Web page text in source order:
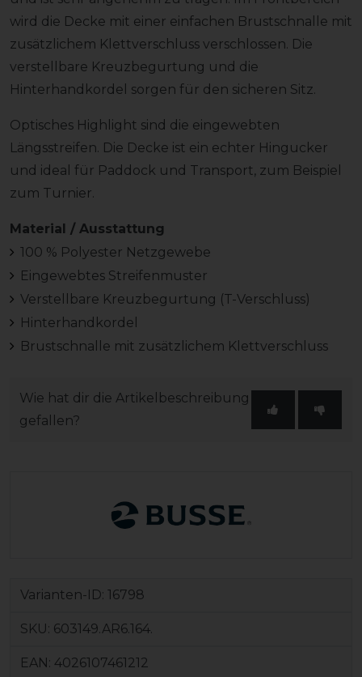
wird die Decke mit einer einfachen Brustschnalle mit
zusätzlichem Klettverschluss verschlossen. Die
verstellbare Kreuzbegurtung und die
Hinterhandkordel sorgen für den sicheren Sitz.
Optisches Highlight sind die eingewebten
Längsstreifen. Die Decke ist ein echter Hingucker
und ideal für Paddock und Transport, zum Beispiel
zum Turnier.
Material / Ausstattung
100 % Polyester Netzgewebe
Eingewebtes Streifenmuster
Verstellbare Kreuzbegurtung (T-Verschluss)
Hinterhandkordel
Brustschnalle mit zusätzlichem Klettverschluss
Wie hat dir die Artikelbeschreibung
gefallen?
Varianten-ID: 16798
SKU: 603149.AR6.164.
EAN: 4026107461212